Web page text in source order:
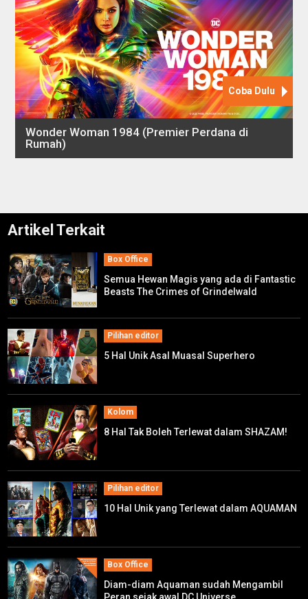
Artikel Terkait
Box Office
Semua Hewan Magis yang ada di Fantastic
Beasts The Crimes of Grindelwald
Pilihan editor
5 Hal Unik Asal Muasal Superhero
Kolom
8 Hal Tak Boleh Terlewat dalam SHAZAM!
Pilihan editor
10 Hal Unik yang Terlewat dalam AQUAMAN
Box Office
Diam-diam Aquaman sudah Mengambil